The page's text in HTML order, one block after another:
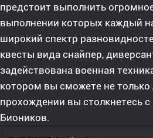
предстоит выполнить
выполнении которых каждый
широкий спектр
квесты вида снайпер,
задействована военная
котором вы сможете не только
прохождении вы столкнетесь
Биоников.